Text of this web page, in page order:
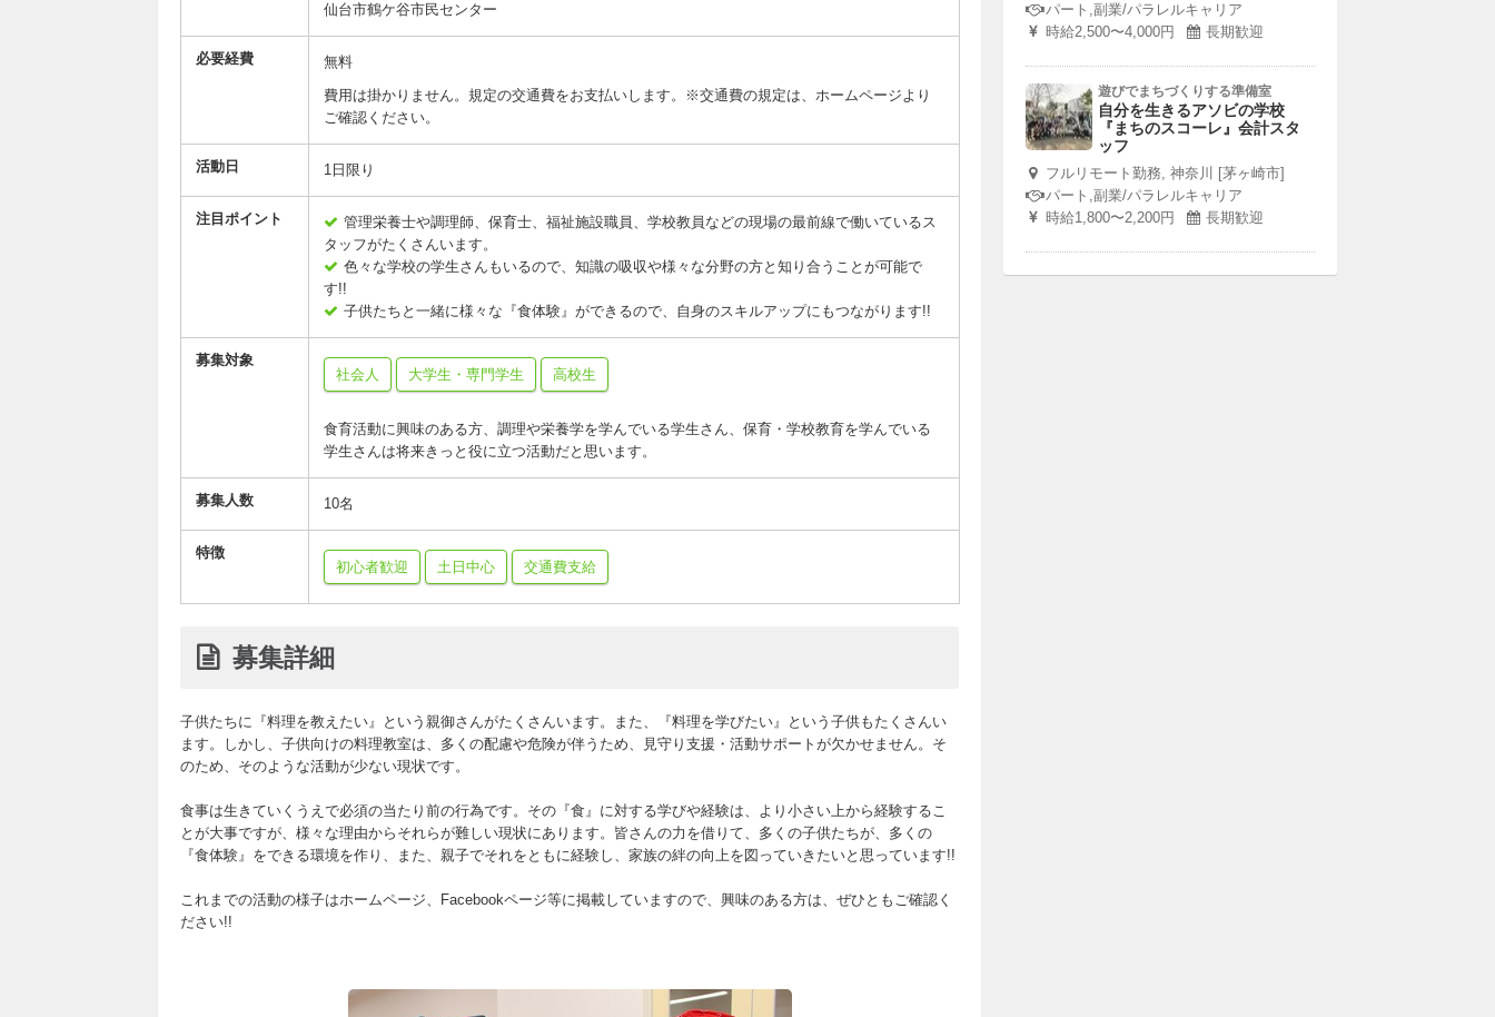
仙台市鶴ケ谷市民センター
必要経費
無料
費用は掛かりません。規定の交通費をお支払いします。※交通費の規定は、ホームページより
ご確認ください。
活動日 1日限り
注目ポイント
管理栄養士や調理師、保育士、福祉施設職員、学校教員などの現場の最前線で働いているス
タッフがたくさんいます。
色々な学校の学生さんもいるので、知識の吸収や様々な分野の方と知り合うことが可能で
す!!
子供たちと一緒に様々な『食体験』ができるので、自身のスキルアップにもつながります!!
募集対象
社会人
大学生・専門学生 高校生
食育活動に興味のある方、調理や栄養学を学んでいる学生さん、保育・学校教育を学んでいる
学生さんは将来きっと役に立つ活動だと思います。
募集人数 10名
特徴
初心者歓迎
土日中心 交通費支給
募集詳細
子供たちに『料理を教えたい』という親御さんがたくさんいます。また、『料理を学びたい』という子供もたくさんい
ます。しかし、子供向けの料理教室は、多くの配慮や危険が伴うため、見守り支援・活動サポートが欠かせません。そ
のため、そのような活動が少ない現状です。
食事は生きていくうえで必須の当たり前の行為です。その『食』に対する学びや経験は、より小さい上から経験するこ
とが大事ですが、様々な理由からそれらが難しい現状にあります。皆さんの力を借りて、多くの子供たちが、多くの
『食体験』をできる環境を作り、また、親子でそれをともに経験し、家族の絆の向上を図っていきたいと思っています!!
これまでの活動の様子はホームページ、Facebookページ等に掲載していますので、興味のある方は、ぜひともご確認く
ださい!!
パート,副業/パラレルキャリア
時給2,500〜4,000円
長期歓迎
遊びでまちづくりする準備室
自分を生きるアソビの学校
『まちのスコーレ』会計スタ
ッフ
フルリモート勤務, 神奈川 [茅ヶ崎市]
パート,副業/パラレルキャリア
時給1,800〜2,200円
長期歓迎